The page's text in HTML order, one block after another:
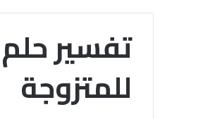
تفسير
للمتزوجة